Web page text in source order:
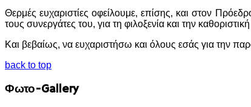
Θερμές ευχαριστίες οφείλουμε, επίσης, και στον
τους συνεργάτες του, για τη φιλοξενία και την
Και βεβαίως, να ευχαριστήσω και όλους εσάς για την
back to top
Φωτο-Gallery